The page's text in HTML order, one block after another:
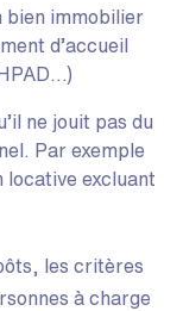
bien immobilier
d’accueil
ne jouit pas du
Par exemple
locative excluant
les critères
à charge